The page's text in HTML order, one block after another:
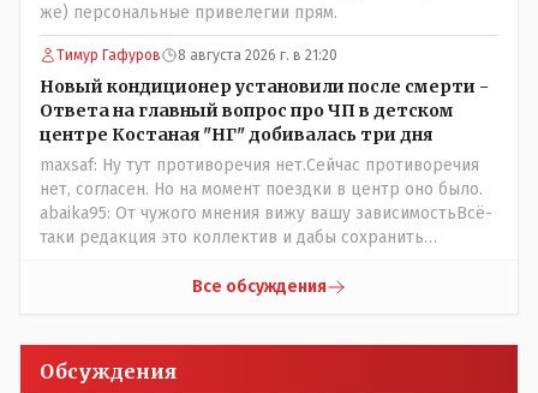
же) персональные привелегии прям.
Тимур Гафуров 8 августа 2026 г. в 21:20
Новый кондиционер установили после смерти -
Ответа на главный вопрос про ЧП в детском
центре Костаная "НГ" добивалась три дня
maxsaf: Ну тут противоречия нет.Сейчас противоречия
нет, согласен. Но на момент поездки в центр оно было.
abaika95: От чужого мнения вижу вашу зависимостьВсё-
таки редакция это коллектив и дабы сохранить
Общественному объединению на не корректность
факт. На мнение я ответил там же. В том же тоне
отвечать не намерен, но акценты расставил. А вот факт
Все обсуждения
Обсуждения